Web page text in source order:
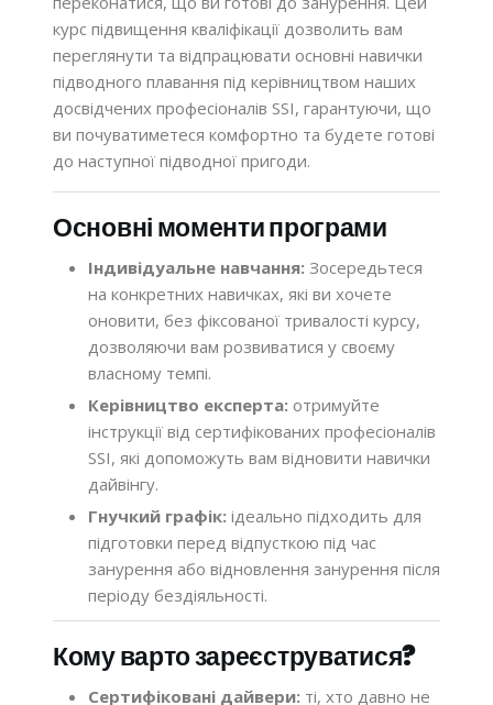
курс підвищення кваліфікації дозволить вам
переглянути та відпрацювати основні навички
підводного плавання під керівництвом наших
досвідчених професіоналів SSI, гарантуючи, що
ви почуватиметеся комфортно та будете готові
до наступної підводної пригоди.
Основні моменти програми
Індивідуальне навчання: Зосередьтеся
на конкретних навичках, які ви хочете
оновити, без фіксованої тривалості курсу,
дозволяючи вам розвиватися у своєму
власному темпі.
Керівництво експерта: отримуйте
інструкції від сертифікованих професіоналів
SSI, які допоможуть вам відновити навички
дайвінгу.
Гнучкий графік: ідеально підходить для
підготовки перед відпусткою під час
занурення або відновлення занурення після
періоду бездіяльності.
Кому варто зареєструватися?
Сертифіковані дайвери: ті, хто давно не